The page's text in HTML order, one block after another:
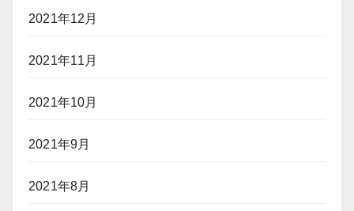
2021年12月
2021年11月
2021年10月
2021年9月
2021年8月